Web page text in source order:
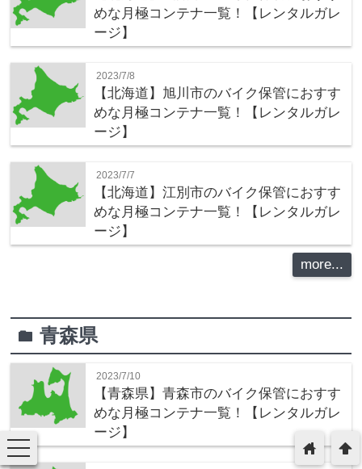
めな月極コンテナ一覧！【レンタルガレ
ージ】
2023/7/8
【北海道】旭川市のバイク保管におすす
めな月極コンテナ一覧！【レンタルガレ
ージ】
2023/7/7
【北海道】江別市のバイク保管におすす
めな月極コンテナ一覧！【レンタルガレ
ージ】
more...
folder青森県
2023/7/10
【青森県】青森市のバイク保管におすす
めな月極コンテナ一覧！【レンタルガレ
ージ】
toggle
navigation
arrowup
home